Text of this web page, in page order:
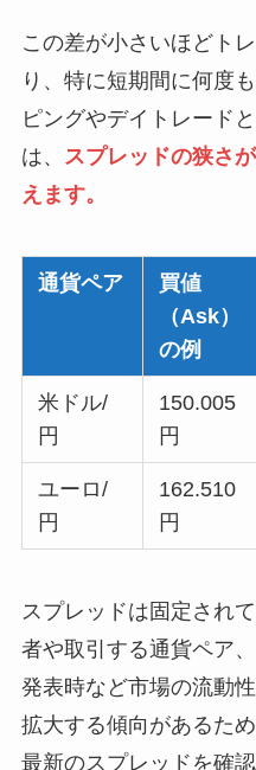
この差が小さいほどト
り、特に短期間に何度
ピングやデイトレード
は、
スプレッドの狭さ
えます。
通貨ペア
買値
（Ask）
の例
米ドル/
円
150.005
円
ユーロ/
円
162.510
円
スプレッドは固定され
者や取引する通貨ペア
発表時など市場の流動
拡大する傾向があるた
最新のスプレッドを確